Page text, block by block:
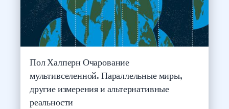
Пол Халперн Очарование
мультивселенной. Параллельные миры,
другие измерения и альтернативные
реальности